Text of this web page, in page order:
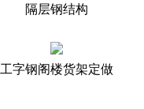
隔层钢结构
工字钢阁楼货架定做